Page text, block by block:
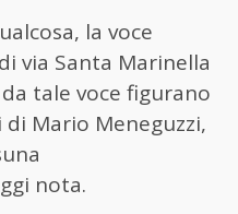
la voce
via Santa Marinella
tale voce figurano
Mario Meneguzzi,
nota.